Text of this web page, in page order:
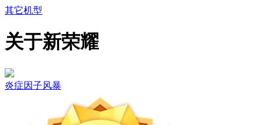
其它机型
关于新荣耀
炎症因子风暴